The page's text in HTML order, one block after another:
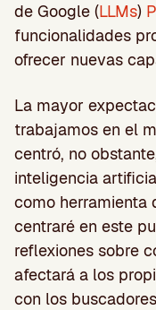
de Google (LLMs)
funcionalidades
ofrecer nuevas
La mayor
trabajamos en el
centró, no
inteligencia
como herramienta
centraré en este
reflexiones sobre
afectará a los
con los